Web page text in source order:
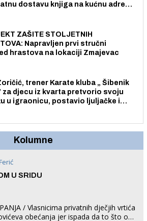
dostavu knjiga na kućnu adresu
ZAŠITE STOLJETNIH
Napravljen prvi stručni
hrastova na lokaciji Zmajevac
trener Karate kluba „ Šibenik
za djecu iz kvarta pretvorio svoju
u igraonicu, postavio ljuljačke i
Kolumne
U SRIDU
/ Vlasnicima privatnih dječjih vrtića
obećanja jer ispada da to što oni